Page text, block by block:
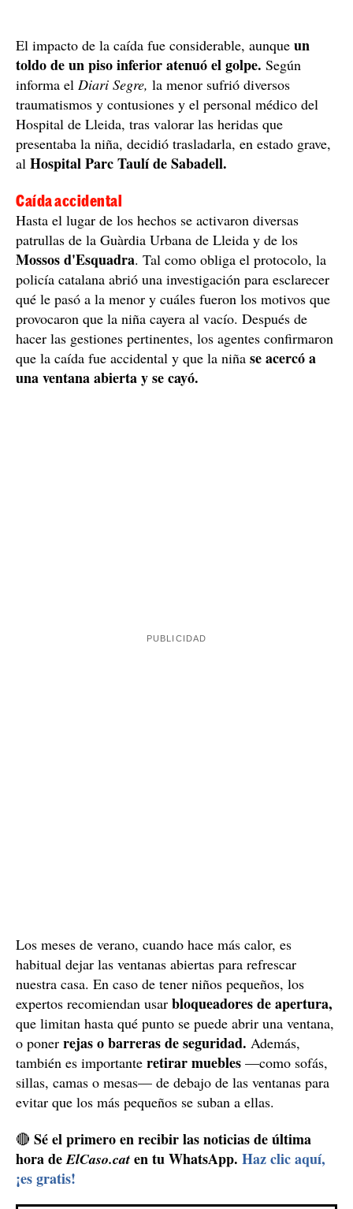
El impacto de la caída fue considerable, aunque un
toldo de un piso inferior atenuó el golpe. Según
informa el Diari Segre, la menor sufrió diversos
traumatismos y contusiones y el personal médico del
Hospital de Lleida, tras valorar las heridas que
presentaba la niña, decidió trasladarla, en estado grave,
al Hospital Parc Taulí de Sabadell.
Caída accidental
Hasta el lugar de los hechos se activaron diversas
patrullas de la Guàrdia Urbana de Lleida y de los
Mossos d'Esquadra. Tal como obliga el protocolo, la
policía catalana abrió una investigación para esclarecer
qué le pasó a la menor y cuáles fueron los motivos que
provocaron que la niña cayera al vacío. Después de
hacer las gestiones pertinentes, los agentes confirmaron
que la caída fue accidental y que la niña se acercó a
una ventana abierta y se cayó.
Los meses de verano, cuando hace más calor, es
habitual dejar las ventanas abiertas para refrescar
nuestra casa. En caso de tener niños pequeños, los
expertos recomiendan usar bloqueadores de apertura,
que limitan hasta qué punto se puede abrir una ventana,
o poner rejas o barreras de seguridad. Además,
también es importante retirar muebles —como sofás,
sillas, camas o mesas— de debajo de las ventanas para
evitar que los más pequeños se suban a ellas.
🔴 Sé el primero en recibir las noticias de última
hora deElCaso.cat en tu WhatsApp. Haz clic aquí,
¡es gratis!